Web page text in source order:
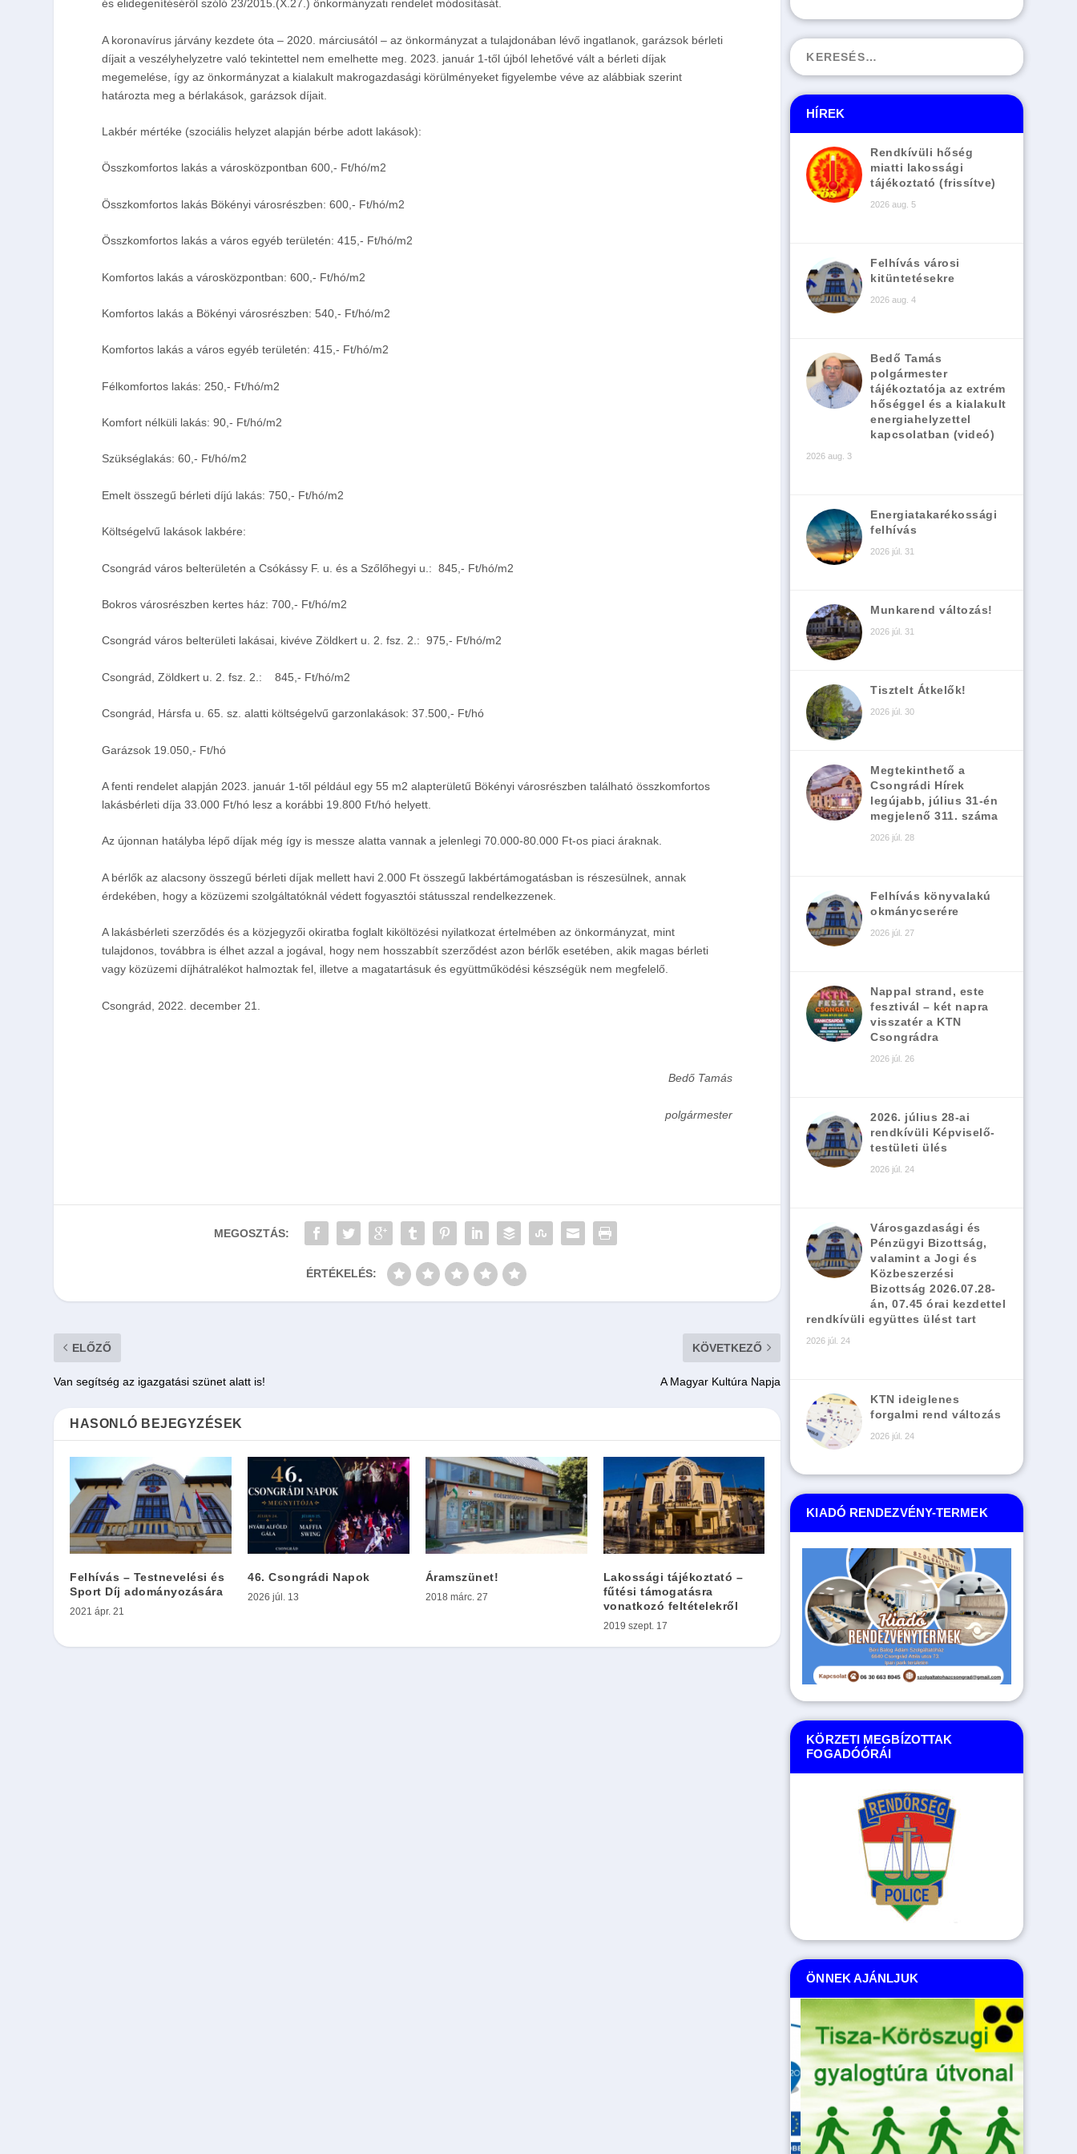
és elidegenítéséről szóló 23/2015.(X.27.) önkormányzati rendelet módosítását.
A koronavírus járvány kezdete óta – 2020. márciusától – az önkormányzat a tulajdonában lévő ingatlanok, garázsok bérleti
díjait a veszélyhelyzetre való tekintettel nem emelhette meg. 2023. január 1-től újból lehetővé vált a bérleti díjak
megemelése, így az önkormányzat a kialakult makrogazdasági körülményeket figyelembe véve az alábbiak szerint
határozta meg a bérlakások, garázsok díjait.
Lakbér mértéke (szociális helyzet alapján bérbe adott lakások):
Összkomfortos lakás a városközpontban 600,- Ft/hó/m2
Összkomfortos lakás Bökényi városrészben: 600,- Ft/hó/m2
Összkomfortos lakás a város egyéb területén: 415,- Ft/hó/m2
Komfortos lakás a városközpontban: 600,- Ft/hó/m2
Komfortos lakás a Bökényi városrészben: 540,- Ft/hó/m2
Komfortos lakás a város egyéb területén: 415,- Ft/hó/m2
Félkomfortos lakás: 250,- Ft/hó/m2
Komfort nélküli lakás: 90,- Ft/hó/m2
Szükséglakás: 60,- Ft/hó/m2
Emelt összegű bérleti díjú lakás: 750,- Ft/hó/m2
Költségelvű lakások lakbére:
Csongrád város belterületén a Csókássy F. u. és a Szőlőhegyi u. :845,- Ft/hó/m2
Bokros városrészben kertes ház: 700,- Ft/hó/m2
Csongrád város belterületi lakásai, kivéve Zöldkert u. 2. fsz. 2.: 975,- Ft/hó/m2
Csongrád, Zöldkert u. 2. fsz. 2.: 845,- Ft/hó/m2
Csongrád, Hársfa u. 65. sz. alatti költségelvű garzonlakások: 37.500,- Ft/hó
Garázsok 19.050,- Ft/hó
A fenti rendelet alapján 2023. január 1-től például egy 55 m2 alapterületű Bökényi városrészben található összkomfortos
lakásbérleti díja 33.000 Ft/hó lesz a korábbi 19.800 Ft/hó helyett.
Az újonnan hatályba lépő díjak még így is messze alatta vannak a jelenlegi 70.000-80.000 Ft-os piaci áraknak.
A bérlők az alacsony összegű bérleti díjak mellett havi 2.000 Ft összegű lakbértámogatásban is részesülnek, annak
érdekében, hogy a közüzemi szolgáltatóknál védett fogyasztói státusszal rendelkezzenek.
A lakásbérleti szerződés és a közjegyzői okiratba foglalt kiköltözési nyilatkozat értelmében az önkormányzat, mint
tulajdonos, továbbra is élhet azzal a jogával, hogy nem hosszabbít szerződést azon bérlők esetében, akik magas bérleti
vagy közüzemi díjhátralékot halmoztak fel, illetve a magatartásuk és együttműködési készségük nem megfelelő.
Csongrád, 2022. december 21.
Bedő Tamás
polgármester
MEGOSZTÁS:
ÉRTÉKELÉS:
ELŐZŐ
Van segítség az igazgatási szünet alatt is!
KÖVETKEZŐ
A Magyar Kultúra Napja
HASONLÓ BEJEGYZÉSEK
Felhívás – Testnevelési és
Sport Díj adományozására
2021 ápr. 21
46. Csongrádi Napok
2026 júl. 13
Áramszünet!
2018 márc. 27
Lakossági tájékoztató –
fűtési támogatásra
vonatkozó feltételekről
2019 szept. 17
HÍREK
Rendkívüli hőség
miatti lakossági
tájékoztató (frissítve)
2026 aug. 5
Felhívás városi
kitüntetésekre
2026 aug. 4
Bedő Tamás
polgármester
tájékoztatója az extrém
hőséggel és a kialakult
energiahelyzettel
kapcsolatban (videó)
2026 aug. 3
Energiatakarékossági
felhívás
2026 júl. 31
Munkarend változás!
2026 júl. 31
Tisztelt Átkelők!
2026 júl. 30
Megtekinthető a
Csongrádi Hírek
legújabb, július 31-én
megjelenő 311. száma
2026 júl. 28
Felhívás könyvalakú
okmánycserére
2026 júl. 27
Nappal strand, este
fesztivál – két napra
visszatér a KTN
Csongrádra
2026 júl. 26
2026. július 28-ai
rendkívüli Képviselő-
testületi ülés
2026 júl. 24
Városgazdasági és
Pénzügyi Bizottság,
valamint a Jogi és
Közbeszerzési
Bizottság 2026.07.28-
án, 07.45 órai kezdettel
rendkívüli együttes ülést tart
2026 júl. 24
KTN ideiglenes
forgalmi rend változás
2026 júl. 24
KIADÓ RENDEZVÉNY-TERMEK
KÖRZETI MEGBÍZOTTAK
FOGADÓÓRÁI
ÖNNEK AJÁNLJUK